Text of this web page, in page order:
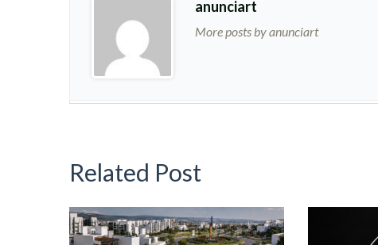
anunciart
More posts by anunciart
Related Post